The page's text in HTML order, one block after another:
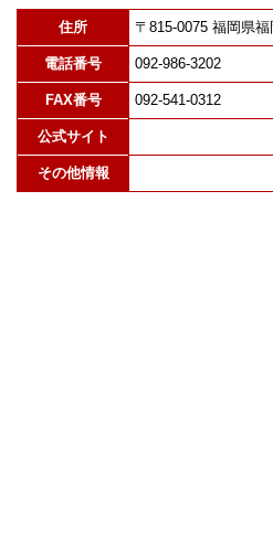
住所 〒815-0075 福岡県
電話番号 092-986-3202
FAX番号 092-541-0312
公式サイト
その他情報